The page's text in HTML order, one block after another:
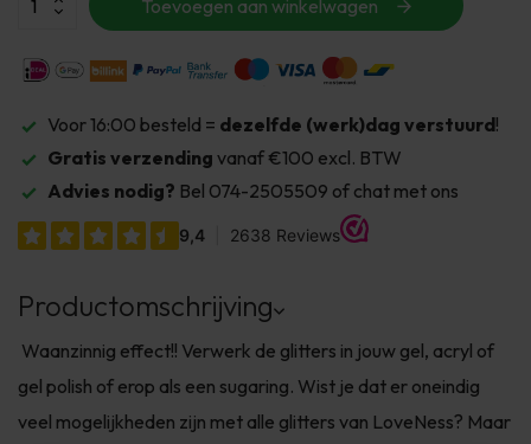
Toevoegen aan winkelwagen
Voor 16:00 besteld = dezelfde (werk)dag verstuurd!
Gratis verzending vanaf €100 excl. BTW
Advies nodig? Bel 074-2505509 of chat met ons
Productomschrijving
Waanzinnig effect!! Verwerk de glitters in jouw gel, acryl of
gel polish of erop als een sugaring. Wist je dat er oneindig
veel mogelijkheden zijn met alle glitters van LoveNess? Maar